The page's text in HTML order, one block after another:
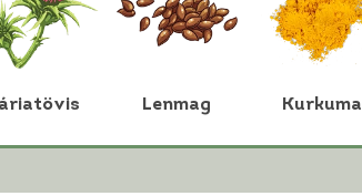
Lenmag Kurkuma